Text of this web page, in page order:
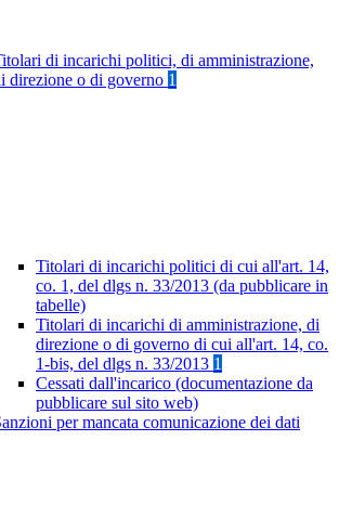
di incarichi politici, di amministrazione,
direzione o di governo 1
Titolari di incarichi politici di cui all'art. 14,
co. 1, del dlgs n. 33/2013 (da pubblicare in
tabelle)
Titolari di incarichi di amministrazione, di
direzione o di governo di cui all'art. 14, co.
1-bis, del dlgs n. 33/2013 1
Cessati dall'incarico (documentazione da
pubblicare sul sito web)
per mancata comunicazione dei dati